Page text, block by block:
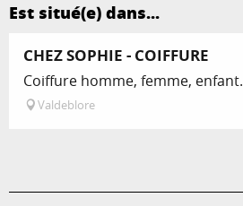
Est situé(e) dans...
CHEZ SOPHIE - COIFFURE
Coiffure homme, femme, enfant.
Valdeblore